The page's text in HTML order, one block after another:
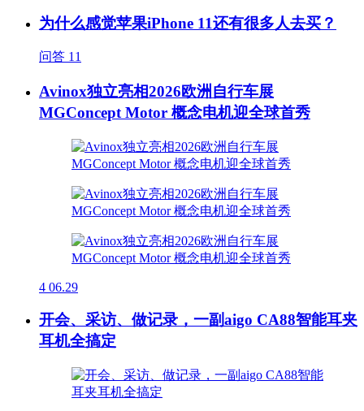
为什么感觉苹果iPhone 11还有很多人去买？
问答 11
Avinox独立亮相2026欧洲自行车展
MGConcept Motor 概念电机迎全球首秀
4 06.29
开会、采访、做记录，一副aigo CA88智能耳夹
耳机全搞定